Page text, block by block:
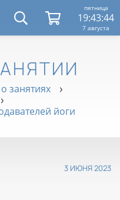
пятница
19:43:45
7 августа
занятиях
йоги
3 ИЮНЯ 2023